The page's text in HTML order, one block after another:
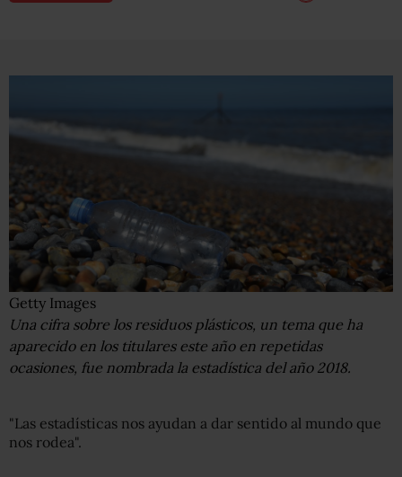
Getty Images
Una cifra sobre los residuos plásticos, un tema que ha
aparecido en los titulares este año en repetidas
ocasiones, fue nombrada la estadística del año 2018.
"Las estadísticas nos ayudan a dar sentido al mundo que
nos rodea".